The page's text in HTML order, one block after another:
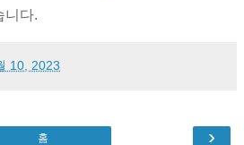
니다.
10, 2023
›
홈